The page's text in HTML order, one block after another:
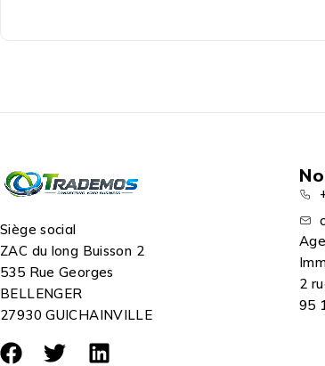
Siège social
ZAC du long Buisson 2
535 Rue Georges
BELLENGER
27930 GUICHAINVILLE
2
95